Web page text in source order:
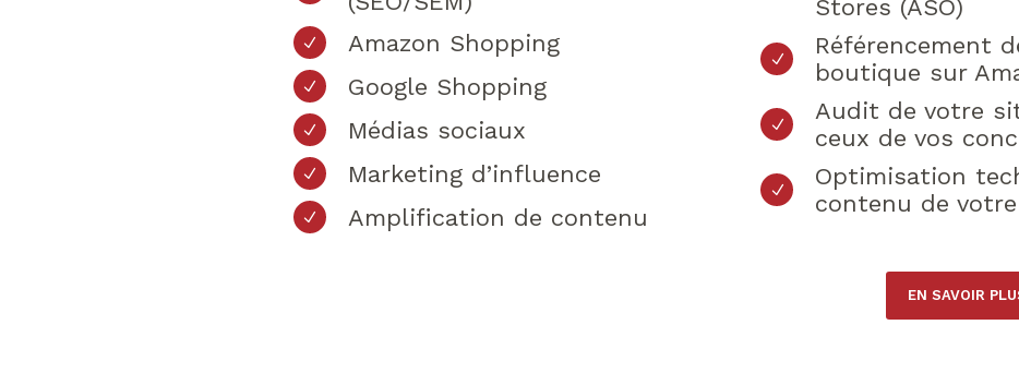
Amazon Shopping
Google Shopping
Médias sociaux
Marketing d’influence
Amplification de contenu
Stores (ASO)
Référencement
boutique sur
Audit de votre
ceux de vos
Optimisation
contenu de
EN SAVOIR